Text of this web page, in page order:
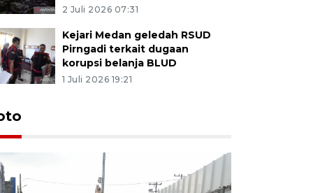
2 Juli 2026 07:31
Kejari Medan geledah RSUD
Pirngadi terkait dugaan
korupsi belanja BLUD
1 Juli 2026 19:21